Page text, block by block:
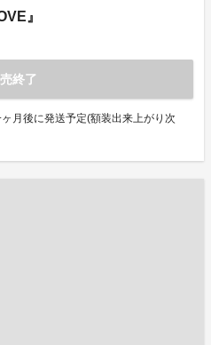
』
終了
月後に発送予定(額装出来上がり次